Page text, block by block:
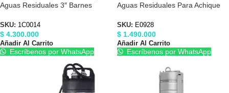
Aguas Residuales 3″ Barnes
SKU: 1C0014
$ 4.300.000
Añadir Al Carrito
Escríbenos por WhatsApp
Aguas Residuales Para Achique
SKU: E0928
$ 1.490.000
Añadir Al Carrito
Escríbenos por WhatsApp